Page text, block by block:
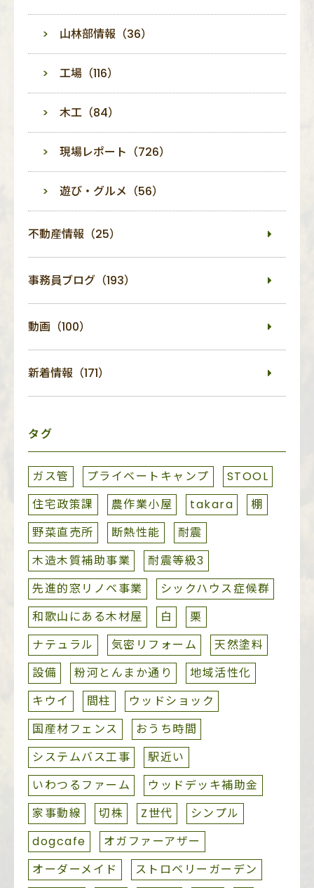
山林部情報（36）
工場（116）
木工（84）
現場レポート（726）
遊び・グルメ（56）
不動産情報（25）
事務員ブログ（193）
動画（100）
新着情報（171）
タグ
ガス管 プライベートキャンプ
STOOL
住宅政策課
農作業小屋 takara
棚
野菜直売所
断熱性能
耐震
木造木質補助事業
耐震等級3
先進的窓リノベ事業
シックハウス症候群
和歌山にある木材屋
白
栗
ナテュラル
気密リフォーム
天然塗料
設備
粉河とんまか通り
地域活性化
キウイ
間柱
ウッドショック
国産材フェンス
おうち時間
システムバス工事
駅近い
いわつるファーム
ウッドデッキ補助金
家事動線
切株 Z世代
シンプル
dogcafe
オガファーアザー
オーダーメイド
ストロベリーガーデン